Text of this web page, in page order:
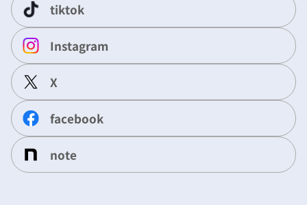
tiktok
Instagram
X
facebook
note